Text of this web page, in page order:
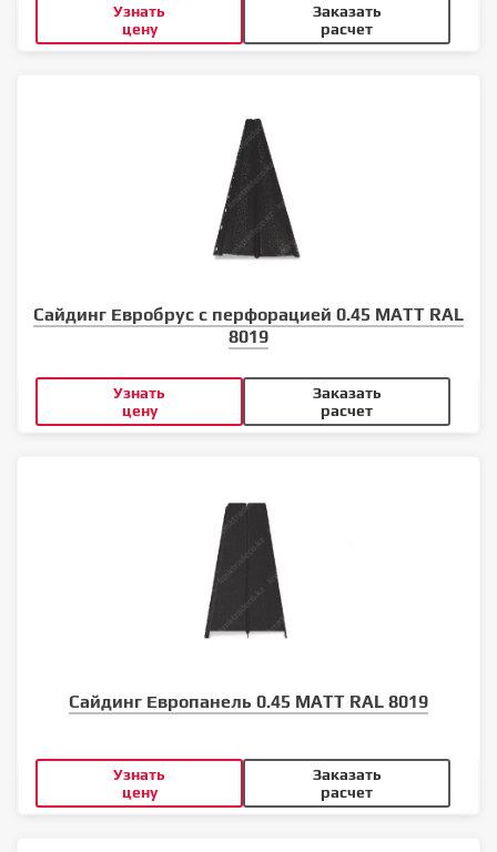
Узнать
цену
Заказать
расчет
Сайдинг Евробрус с перфорацией 0.45 MATT RAL
8019
Узнать
цену
Заказать
расчет
Сайдинг Европанель 0.45 MATT RAL 8019
Узнать
цену
Заказать
расчет